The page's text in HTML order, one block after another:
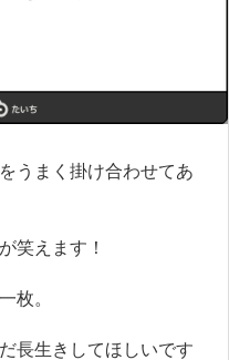
うまく掛け合わせてあ
笑えます！
枚。
長生きしてほしいです